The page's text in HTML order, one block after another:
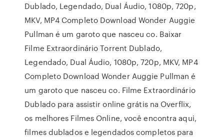
Dublado, Legendado, Dual Áudio, 1080p, 720p,
MKV, MP4 Completo Download Wonder Auggie
Pullman é um garoto que nasceu co. Baixar
Filme Extraordinário Torrent Dublado,
Legendado, Dual Áudio, 1080p, 720p, MKV, MP4
Completo Download Wonder Auggie Pullman é
um garoto que nasceu co. Filme Extraordinário
Dublado para assistir online grátis na Overflix,
os melhores Filmes Online, você encontra aqui,
filmes dublados e legendados completos para